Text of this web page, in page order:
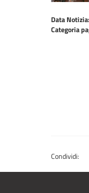
Data Notizia:
Categoria
Condividi: